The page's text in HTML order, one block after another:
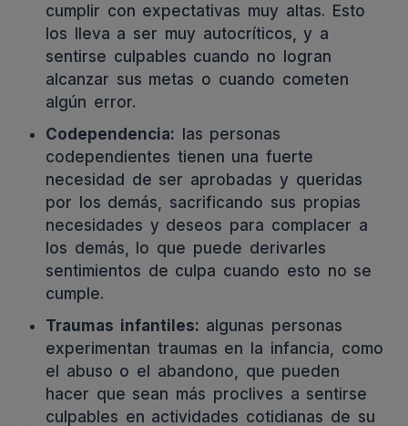
cumplir con expectativas muy altas. Esto
los lleva a ser muy autocríticos, y a
sentirse culpables cuando no logran
alcanzar sus metas o cuando cometen
algún error.
Codependencia: las personas
codependientes tienen una fuerte
necesidad de ser aprobadas y queridas
por los demás, sacrificando sus propias
necesidades y deseos para complacer a
los demás, lo que puede derivarles
sentimientos de culpa cuando esto no se
cumple.
Traumas infantiles: algunas personas
experimentan traumas en la infancia, como
el abuso o el abandono, que pueden
hacer que sean más proclives a sentirse
culpables en actividades cotidianas de su